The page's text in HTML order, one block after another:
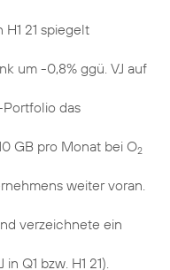
21 spiegelt
um -0,8% ggü. VJ auf
das
GB pro Monat bei O2
weiter voran.
verzeichnete ein
Q1 bzw. H1 21).